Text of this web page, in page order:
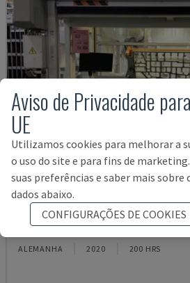
AUDI TSV D5 TÜR
ALEMANHA 2020 200 HRS
Aviso de Privacidade
UE
Utilizamos cookies para melhorar a
o uso do site e para fins de
suas preferências e saber mais sobre
dados abaixo.
CONFIGURAÇÕES DE COOKIES